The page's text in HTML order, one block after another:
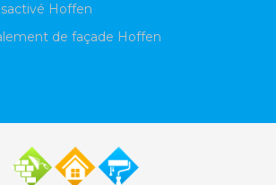
Hoffen
de façade Hoffen